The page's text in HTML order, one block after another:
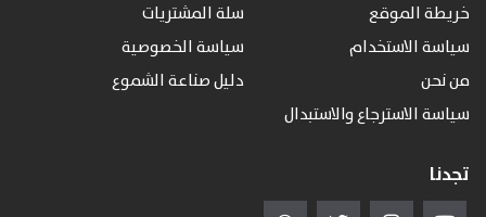
خريطة الموقع
سلة المشتريات
سياسة الاستخدام
سياسة الخصوصية
من نحن
دليل صناعة الشموع
سياسة الاسترجاع والاستبدال
تجدنا